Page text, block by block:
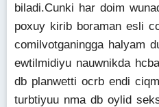
biladi.Cunki har doim
poxuy kirib boraman esli
comilvotganingga halyam
ewtilmidiyu nauwnikda
db planwetti ocrb endi
turbtiyuu nma db oylid